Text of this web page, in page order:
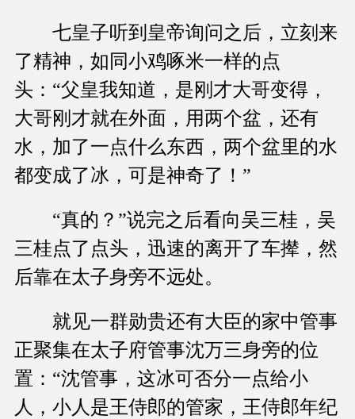
七皇子听到皇帝询问之后，立刻来
了精神，如同小鸡啄米一样的点
头：“父皇我知道，是刚才大哥变得，
大哥刚才就在外面，用两个盆，还有
水，加了一点什么东西，两个盆里的水
都变成了冰，可是神奇了！”
“真的？”说完之后看向吴三桂，吴
三桂点了点头，迅速的离开了车撵，然
后靠在太子身旁不远处。
就见一群勋贵还有大臣的家中管事
正聚集在太子府管事沈万三身旁的位
置：“沈管事，这冰可否分一点给小
人，小人是王侍郎的管家，王侍郎年纪